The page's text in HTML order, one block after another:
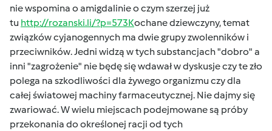
nie wspomina o amigdalinie o czym szerzej już
tu http://rozanski.li/?p=573Kochane dziewczyny, temat
związków cyjanogennych ma dwie grupy zwolenników i
przeciwników. Jedni widzą w tych substancjach "dobro" a
inni "zagrożenie" nie będę się wdawał w dyskusje czy te zło
polega na szkodliwości dla żywego organizmu czy dla
całej światowej machiny farmaceutycznej. Nie dajmy się
zwariować. W wielu miejscach podejmowane są próby
przekonania do określonej racji od tych